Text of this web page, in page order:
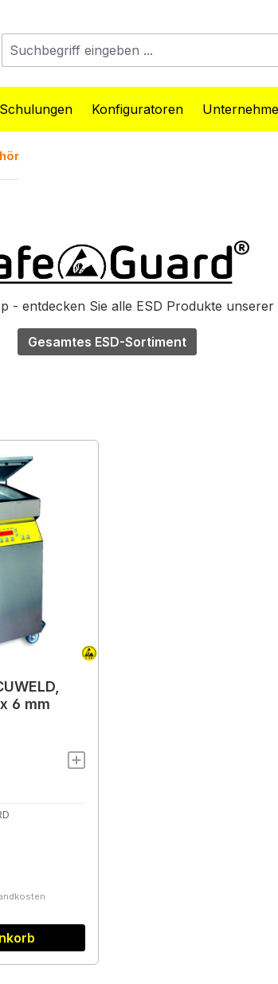
Schulungen Konfiguratoren
- entdecken Sie alle ESD Produkte unserer
Gesamtes ESD-Sortiment
6 mm